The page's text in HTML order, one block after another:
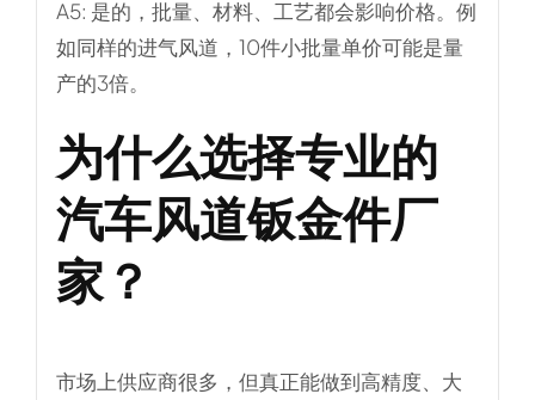
A5: 是的，批量、材料、工艺都会影响价格。例
如同样的进气风道，10件小批量单价可能是量
产的3倍。
为什么选择专业的
汽车风道钣金件厂
家？
市场上供应商很多，但真正能做到高精度、大